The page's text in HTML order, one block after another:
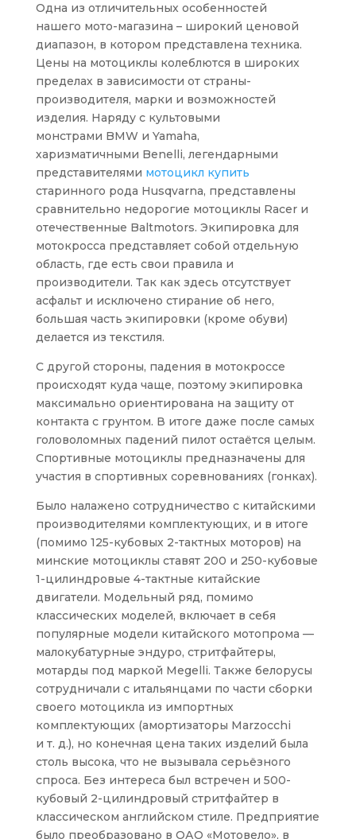
Одна из отличительных особенностей
нашего мото-магазина – широкий ценовой
диапазон, в котором представлена техника.
Цены на мотоциклы колеблются в широких
пределах в зависимости от страны-
производителя, марки и возможностей
изделия. Наряду с культовыми
монстрами BMW и Yamaha,
харизматичными Benelli, легендарными
представителями мотоцикл купить
старинного рода Husqvarna, представлены
сравнительно недорогие мотоциклы Racer и
отечественные Baltmotors. Экипировка для
мотокросса представляет собой отдельную
область, где есть свои правила и
производители. Так как здесь отсутствует
асфальт и исключено стирание об него,
большая часть экипировки (кроме обуви)
делается из текстиля.
С другой стороны, падения в мотокроссе
происходят куда чаще, поэтому экипировка
максимально ориентирована на защиту от
контакта с грунтом. В итоге даже после самых
головоломных падений пилот остаётся целым.
Спортивные мотоциклы предназначены для
участия в спортивных соревнованиях (гонках).
Было налажено сотрудничество с китайскими
производителями комплектующих, и в итоге
(помимо 125-кубовых 2-тактных моторов) на
минские мотоциклы ставят 200 и 250-кубовые
1-цилиндровые 4-тактные китайские
двигатели. Модельный ряд, помимо
классических моделей, включает в себя
популярные модели китайского мотопрома —
малокубатурные эндуро, стритфайтеры,
мотарды под маркой Megelli. Также белорусы
сотрудничали с итальянцами по части сборки
своего мотоцикла из импортных
комплектующих (амортизаторы Marzocchi
и т. д.), но конечная цена таких изделий была
столь высока, что не вызывала серьёзного
спроса. Без интереса был встречен и 500-
кубовый 2-цилиндровый стритфайтер в
классическом английском стиле. Предприятие
было преобразовано в ОАО «Мотовело», в